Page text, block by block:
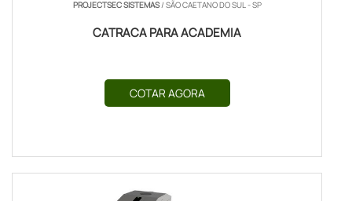
PROJECTSEC SISTEMAS/ SÃO CAETANO DO SUL - SP
CATRACA PARA ACADEMIA
COTAR AGORA